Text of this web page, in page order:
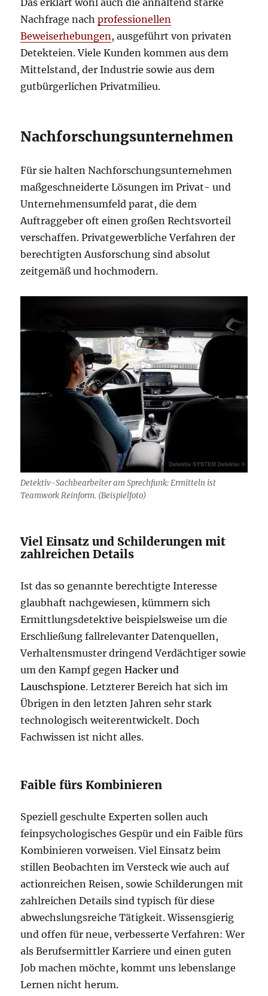
Nachfrage nachprofessionellen
Beweiserhebungen , ausgeführt von privaten
Detekteien. Viele Kunden kommen aus dem
Mittelstand, der Industrie sowie aus dem
gutbürgerlichen Privatmilieu.
Nachforschungsunternehmen
Für sie halten Nachforschungsunternehmen
maßgeschneiderte Lösungen im Privat- und
Unternehmensumfeld parat, die dem
Auftraggeber oft einen großen Rechtsvorteil
verschaffen. Privatgewerbliche Verfahren der
berechtigten Ausforschung sind absolut
zeitgemäß und hochmodern.
Detektiv-Sachbearbeiter am Sprechfunk: Ermitteln ist
Teamwork Reinform. (Beispielfoto)
Viel Einsatz und Schilderungen mit
zahlreichen Details
Ist das so genannte berechtigte Interesse
glaubhaft nachgewiesen, kümmern sich
Ermittlungsdetektive beispielsweise um die
Erschließung fallrelevanter Datenquellen,
Verhaltensmuster dringend Verdächtiger sowie
um den Kampf gegenHacker und
Lauschspione. Letzterer Bereich hat sich im
Übrigen in den letzten Jahren sehr stark
technologisch weiterentwickelt. Doch
Fachwissen ist nicht alles.
Faible fürs Kombinieren
Speziell geschulte Experten sollen auch
feinpsychologisches Gespür und ein Faible fürs
Kombinieren vorweisen. Viel Einsatz beim
stillen Beobachten im Versteck wie auch auf
actionreichen Reisen, sowie Schilderungen mit
zahlreichen Details sind typisch für diese
abwechslungsreiche Tätigkeit. Wissensgierig
und offen für neue, verbesserte Verfahren: Wer
als Berufsermittler Karriere und einen guten
Job machen möchte, kommt uns lebenslange
Lernen nicht herum.